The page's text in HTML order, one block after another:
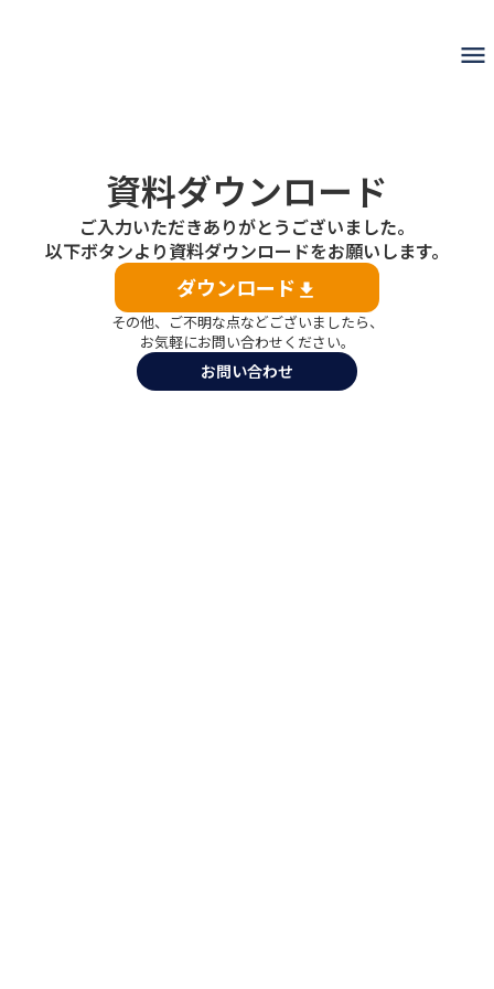
資料ダウンロード
ご入力いただきありがとうございました。
以下ボタンより資料ダウンロードをお願いします。
ダウンロード file_download
その他、ご不明な点などございましたら、
お気軽にお問い合わせください。
お問い合わせ
menu